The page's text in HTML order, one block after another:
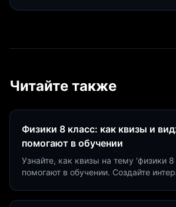
Читайте также
Физики 8 класс: как квизы и
помогают в обучении
Узнайте, как квизы на тему 'физики 8
помогают в обучении. Создайте